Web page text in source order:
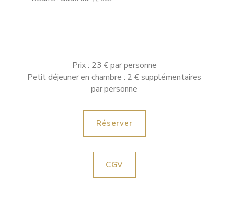
Prix : 23 € par personne
Petit déjeuner en chambre : 2 € supplémentaires
par personne
Réserver
CGV